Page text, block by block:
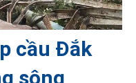
cầu Đắk
sông